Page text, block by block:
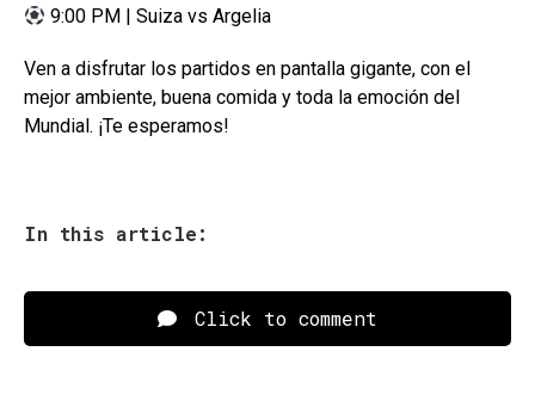
9:00 PM | Suiza vs Argelia
Ven a disfrutar los partidos en pantalla gigante, con el
mejor ambiente, buena comida y toda la emoción del
Mundial. ¡Te esperamos!
In this article:
Click to comment